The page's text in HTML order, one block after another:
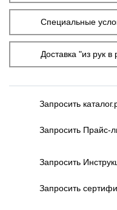
Специальные
Доставка "из рук
Запросить
Запросить Прайс-
Запросить
Запросить